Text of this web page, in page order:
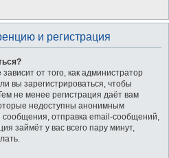
и регистрация
от того, как администратор
вы зарегистрироваться, чтобы
не менее регистрация даёт вам
недоступны анонимным
отправка email-сообщений,
займёт у вас всего пару минут,